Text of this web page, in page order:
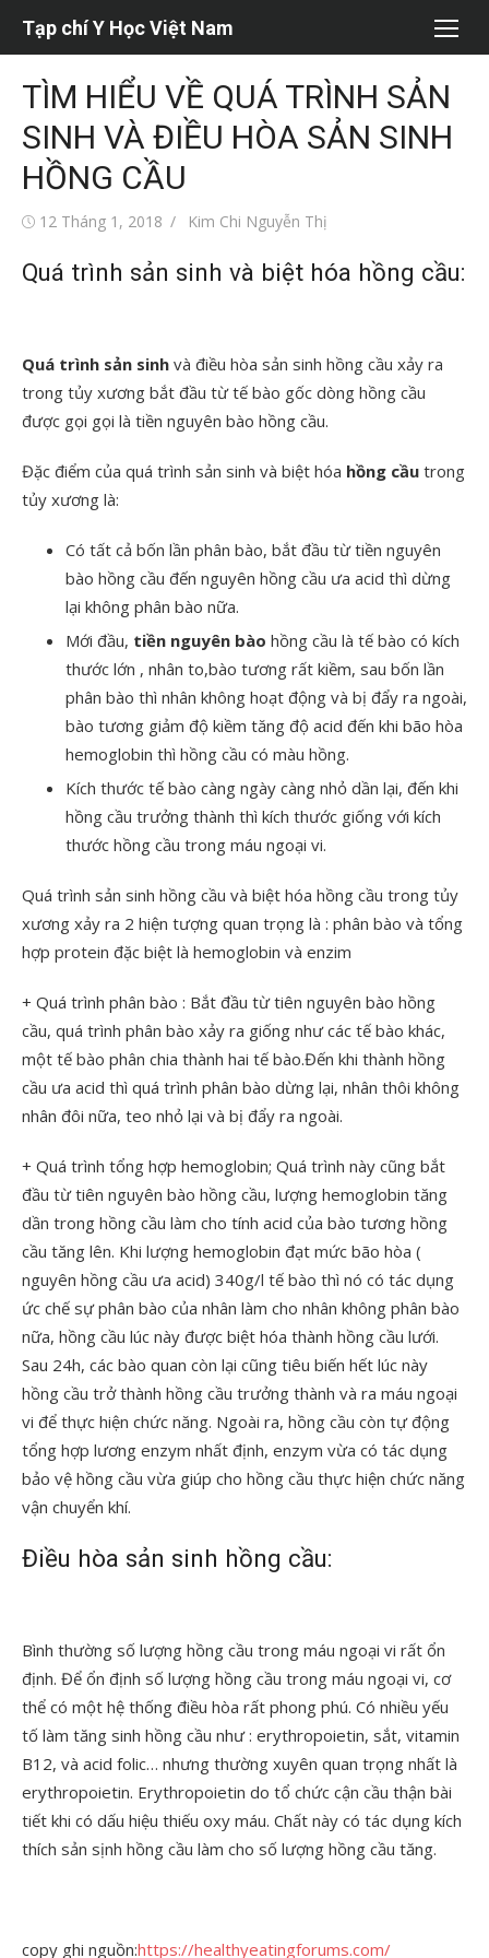
Tạp chí Y Học Việt Nam
TÌM HIỂU VỀ QUÁ TRÌNH SẢN
SINH VÀ ĐIỀU HÒA SẢN SINH
HỒNG CẦU
Đăng12 Tháng 1, 2018
Tác
Kim Chi Nguyễn Thị
Quá trình sản sinh và biệt hóa hồng cầu:
Quá trình sản sinh và điều hòa sản sinh hồng cầu xảy ra
trong tủy xương bắt đầu từ tế bào gốc dòng hồng cầu
được gọi gọi là tiền nguyên bào hồng cầu.
Đặc điểm của quá trình sản sinh và biệt hóa hồng cầu trong
tủy xương là:
Có tất cả bốn lần phân bào, bắt đầu từ tiền nguyên
bào hồng cầu đến nguyên hồng cầu ưa acid thì dừng
lại không phân bào nữa.
Mới đầu, tiền nguyên bào hồng cầu là tế bào có kích
thước lớn , nhân to,bào tương rất kiềm, sau bốn lần
phân bào thì nhân không hoạt động và bị đẩy ra ngoài,
bào tương giảm độ kiềm tăng độ acid đến khi bão hòa
hemoglobin thì hồng cầu có màu hồng.
Kích thước tế bào càng ngày càng nhỏ dần lại, đến khi
hồng cầu trưởng thành thì kích thước giống với kích
thước hồng cầu trong máu ngoại vi.
Quá trình sản sinh hồng cầu và biệt hóa hồng cầu trong tủy
xương xảy ra 2 hiện tượng quan trọng là : phân bào và tổng
hợp protein đặc biệt là hemoglobin và enzim
+ Quá trình phân bào : Bắt đầu từ tiên nguyên bào hồng
cầu, quá trình phân bào xảy ra giống như các tế bào khác,
một tế bào phân chia thành hai tế bào.Đến khi thành hồng
cầu ưa acid thì quá trình phân bào dừng lại, nhân thôi không
nhân đôi nữa, teo nhỏ lại và bị đẩy ra ngoài.
+ Quá trình tổng hợp hemoglobin; Quá trình này cũng bắt
đầu từ tiên nguyên bào hồng cầu, lượng hemoglobin tăng
dần trong hồng cầu làm cho tính acid của bào tương hồng
cầu tăng lên. Khi lượng hemoglobin đạt mức bão hòa (
nguyên hồng cầu ưa acid) 340g/l tế bào thì nó có tác dụng
ức chế sự phân bào của nhân làm cho nhân không phân bào
nữa, hồng cầu lúc này được biệt hóa thành hồng cầu lưới.
Sau 24h, các bào quan còn lại cũng tiêu biến hết lúc này
hồng cầu trở thành hồng cầu trưởng thành và ra máu ngoại
vi để thực hiện chức năng. Ngoài ra, hồng cầu còn tự động
tổng hợp lương enzym nhất định, enzym vừa có tác dụng
bảo vệ hồng cầu vừa giúp cho hồng cầu thực hiện chức năng
vận chuyển khí.
Điều hòa sản sinh hồng cầu:
Bình thường số lượng hồng cầu trong máu ngoại vi rất ổn
định. Để ổn định số lượng hồng cầu trong máu ngoại vi, cơ
thể có một hệ thống điều hòa rất phong phú. Có nhiều yếu
tố làm tăng sinh hồng cầu như : erythropoietin, sắt, vitamin
B12, và acid folic… nhưng thường xuyên quan trọng nhất là
erythropoietin. Erythropoietin do tổ chức cận cầu thận bài
tiết khi có dấu hiệu thiếu oxy máu. Chất này có tác dụng kích
thích sản sịnh hồng cầu làm cho số lượng hồng cầu tăng.
copy ghi nguồn:https://healthyeatingforums.com/